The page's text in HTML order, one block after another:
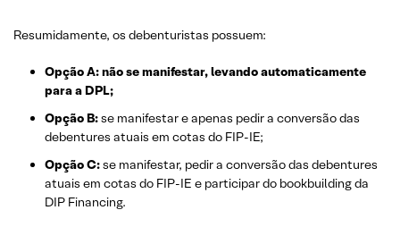
Resumidamente, os debenturistas possuem:
Opção A: não se manifestar, levando automaticamente
para a DPL;
Opção B:se manifestar e apenas pedir a conversão das
debentures atuais em cotas do FIP-IE;
Opção C:se manifestar, pedir a conversão das debentures
atuais em cotas do FIP-IE e participar do bookbuilding da
DIP Financing.